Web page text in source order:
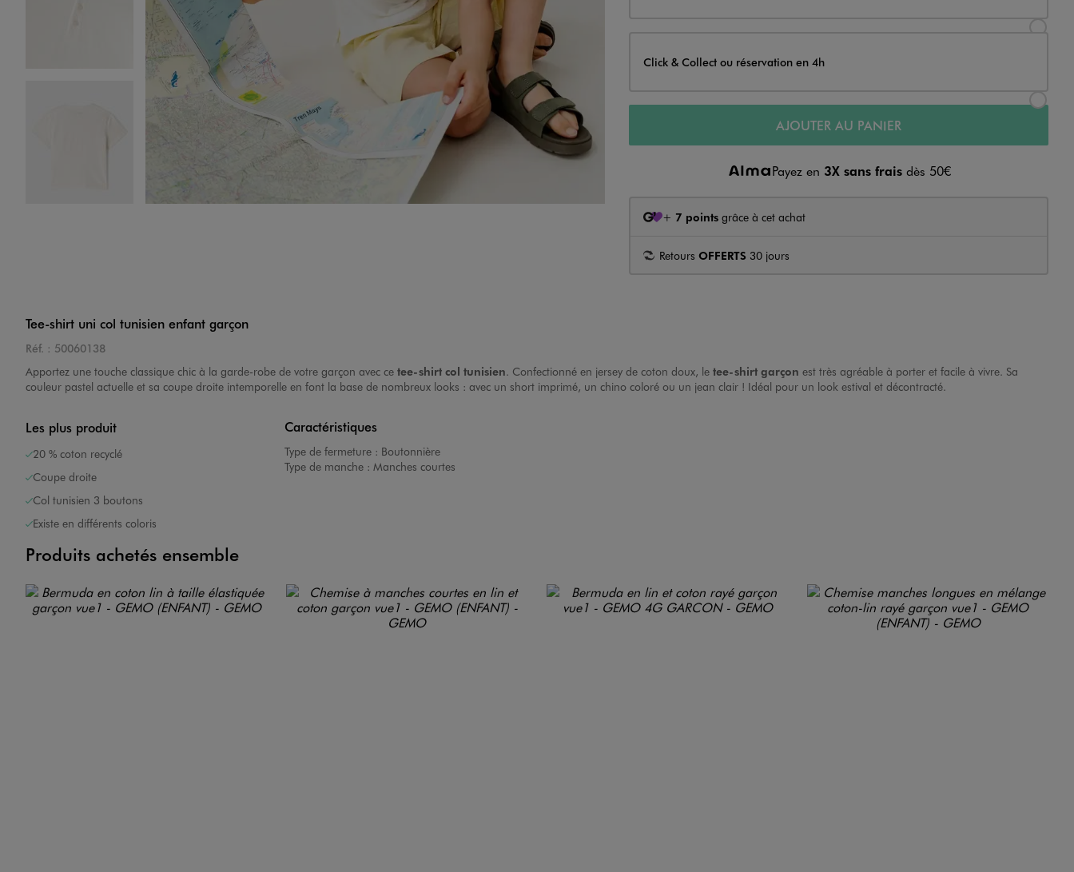
Image 5 sur 5
Click & Collect ou réservation en 4h
AJOUTER AU PANIER
Payez en 3X sans fraisdès 50€
+ 7 pointsgrâce à cet achat
Retours OFFERTS 30 jours
Tee-shirt uni col tunisien enfant garçon
Réf. : 50060138
Apportez une touche classique chic à la garde-robe de votre garçon avec ce tee-shirt col tunisien. Confectionné en jersey de coton doux, le tee-shirt garçon est très agréable à porter et facile à vivre. Sa
couleur pastel actuelle et sa coupe droite intemporelle en font la base de nombreux looks : avec un short imprimé, un chino coloré ou un jean clair ! Idéal pour un look estival et décontracté.
Les plus produit
20 % coton recyclé
Coupe droite
Col tunisien 3 boutons
Existe en différents coloris
Caractéristiques
Type de fermeture : Boutonnière
Type de manche : Manches courtes
Produits achetés ensemble